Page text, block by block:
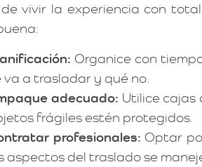
vivir la experiencia con
Organice con
va a trasladar y qué no.
adecuado: Utilice
frágiles estén protegidos.
profesionales: Optar
aspectos del traslado se